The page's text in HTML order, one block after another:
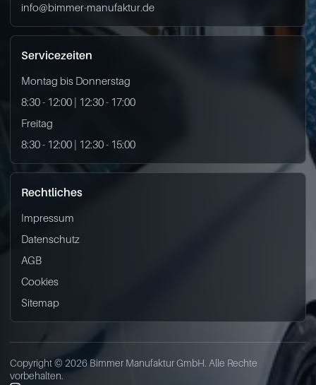
info@bimmer-manufaktur.de
Servicezeiten
Montag bis Donnerstag
8:30 - 12:00 | 12:30 - 17:00
Freitag
8:30 - 12:00 | 12:30 - 15:00
Rechtliches
Impressum
Datenschutz
AGB
Cookies
Sitemap
Copyright © 2026 Bimmer Manufaktur GmbH. Alle Rechte
vorbehalten.